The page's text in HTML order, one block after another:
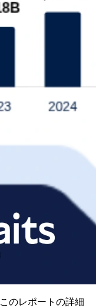
このレポートの詳細